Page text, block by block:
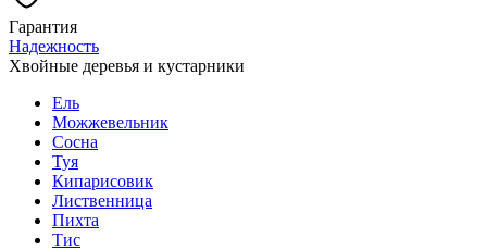
Гарантия
Надежность
Хвойные деревья и кустарники
Ель
Можжевельник
Сосна
Туя
Кипарисовик
Лиственница
Пихта
Тис